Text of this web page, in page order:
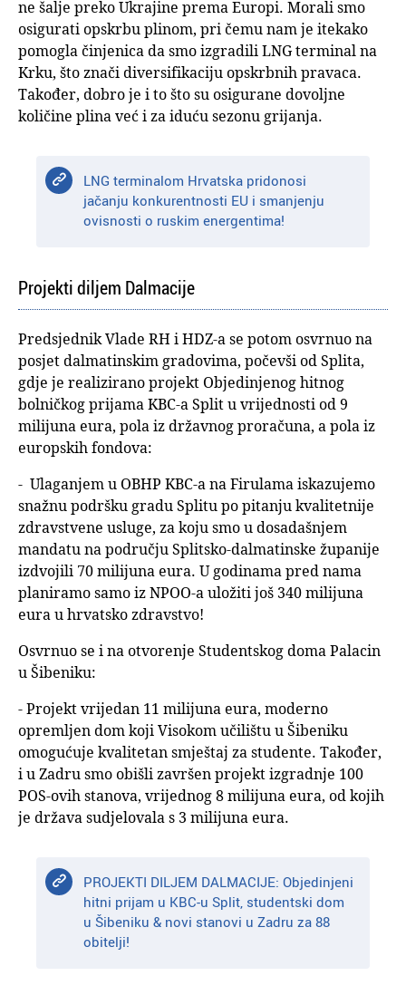
ne šalje preko Ukrajine prema Europi. Morali smo
osigurati opskrbu plinom, pri čemu nam je itekako
pomogla činjenica da smo izgradili LNG terminal na
Krku, što znači diversifikaciju opskrbnih pravaca.
Također, dobro je i to što su osigurane dovoljne
količine plina već i za iduću sezonu grijanja.
LNG terminalom Hrvatska pridonosi
jačanju konkurentnosti EU i smanjenju
ovisnosti o ruskim energentima!
Projekti diljem Dalmacije
Predsjednik Vlade RH i HDZ-a se potom osvrnuo na
posjet dalmatinskim gradovima, počevši od Splita,
gdje je realizirano projekt Objedinjenog hitnog
bolničkog prijama KBC-a Split u vrijednosti od 9
milijuna eura, pola iz državnog proračuna, a pola iz
europskih fondova:
- Ulaganjem u OBHP KBC-a na Firulama iskazujemo
snažnu podršku gradu Splitu po pitanju kvalitetnije
zdravstvene usluge, za koju smo u dosadašnjem
mandatu na području Splitsko-dalmatinske županije
izdvojili 70 milijuna eura. U godinama pred nama
planiramo samo iz NPOO-a uložiti još 340 milijuna
eura u hrvatsko zdravstvo!
Osvrnuo se i na otvorenje Studentskog doma Palacin
u Šibeniku:
- Projekt vrijedan 11 milijuna eura, moderno
opremljen dom koji Visokom učilištu u Šibeniku
omogućuje kvalitetan smještaj za studente. Također,
i u Zadru smo obišli završen projekt izgradnje 100
POS-ovih stanova, vrijednog 8 milijuna eura, od kojih
je država sudjelovala s 3 milijuna eura.
PROJEKTI DILJEM DALMACIJE: Objedinjeni
hitni prijam u KBC-u Split, studentski dom
u Šibeniku & novi stanovi u Zadru za 88
obitelji!